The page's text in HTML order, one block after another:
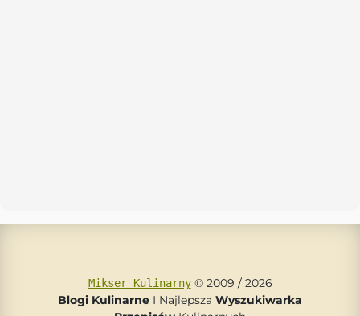
Mikser Kulinarny© 2009 / 2026
Blogi Kulinarne I Najlepsza Wyszukiwarka